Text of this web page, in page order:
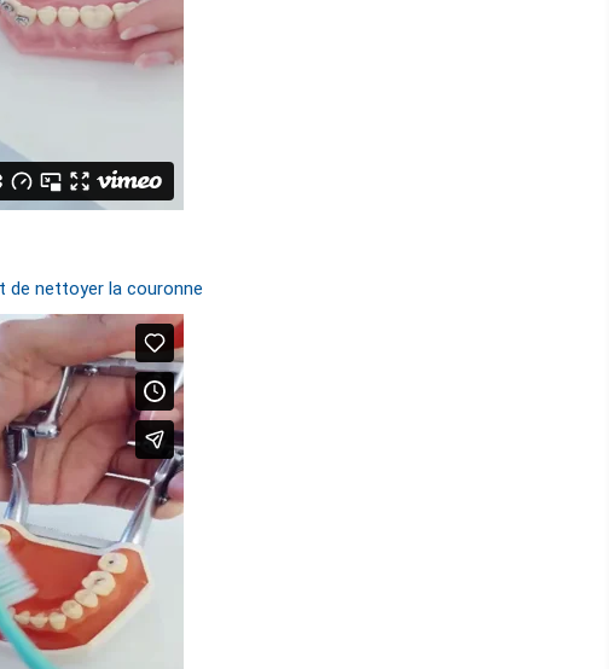
de nettoyer la couronne